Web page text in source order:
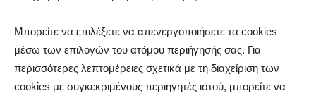
Μπορείτε να επιλέξετε να απενεργοποιήσετε τα cookies
μέσω των επιλογών του ατόμου περιήγησής σας. Για
περισσότερες λεπτομέρειες σχετικά με τη διαχείριση των
cookies με συγκεκριμένους περιηγητές ιστού, μπορείτε να